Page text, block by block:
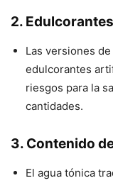
2.
Las versiones
edulcorantes
riesgos para la
cantidades.
3. Contenido
El agua tónica